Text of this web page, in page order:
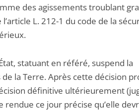
des agissements troublant
L. 212-1 du code de la
statuant en référé, suspend la
la Terre. Après cette décision
définitive ultérieurement
rendue ce jour précise qu’elle